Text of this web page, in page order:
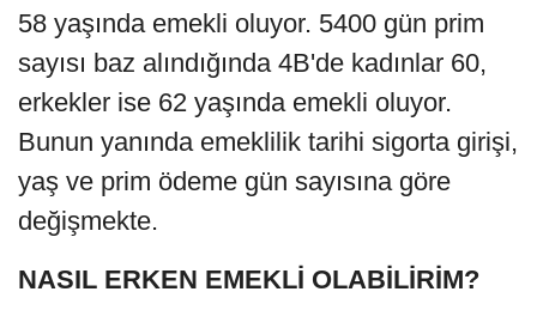
58 yaşında emekli oluyor. 5400 gün prim
sayısı baz alındığında 4B'de kadınlar 60,
erkekler ise 62 yaşında emekli oluyor.
Bunun yanında emeklilik tarihi sigorta girişi,
yaş ve prim ödeme gün sayısına göre
değişmekte.
NASIL ERKEN EMEKLİ OLABİLİRİM?